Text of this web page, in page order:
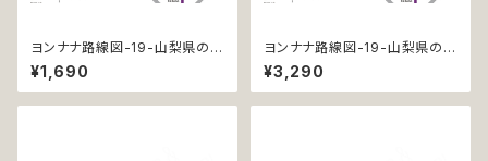
ヨンナナ路線図-19-山梨県の鉄
道 (Yamanashi / デジタル / L
T)
¥1,690
ヨンナナ路線図-19-山梨県の鉄
道 (Yamanashi / デジタル / L
T-NC)
¥3,290